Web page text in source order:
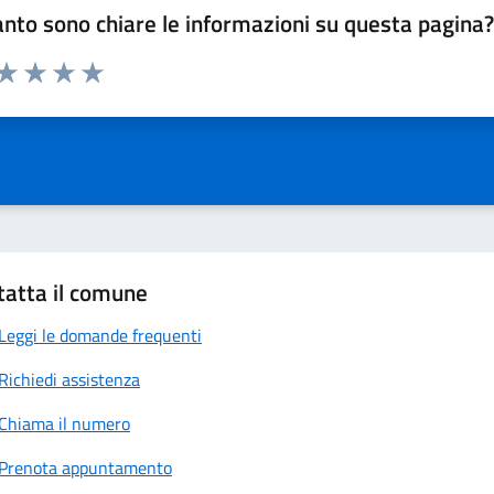
sono chiare le informazioni su questa pagina?
da 1 a 5 stelle la pagina
il comune
Leggi le domande frequenti
Richiedi assistenza
Chiama il numero
Prenota appuntamento